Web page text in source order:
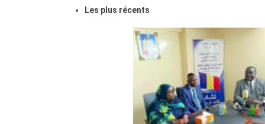
Les plus récents